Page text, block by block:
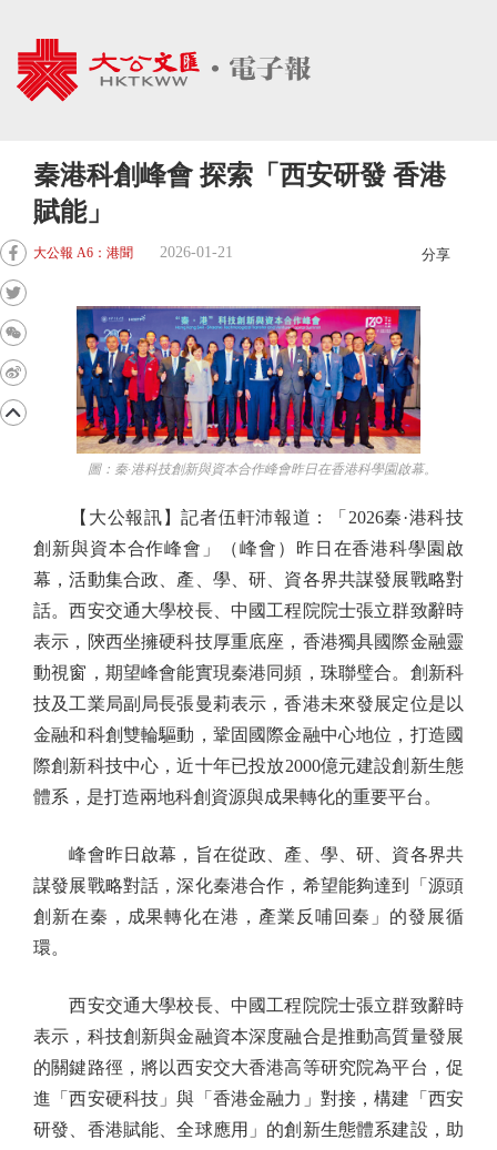
秦港科創峰會 探索「西安研發 香港
賦能」
大公報 A6：港聞 2026-01-21 分享
圖：秦·港科技創新與資本合作峰會昨日在香港科學園啟幕。
【大公報訊】記者伍軒沛報道：「2026秦·港科技
創新與資本合作峰會」（峰會）昨日在香港科學園啟
幕，活動集合政、產、學、研、資各界共謀發展戰略對
話。西安交通大學校長、中國工程院院士張立群致辭時
表示，陝西坐擁硬科技厚重底座，香港獨具國際金融靈
動視窗，期望峰會能實現秦港同頻，珠聯璧合。創新科
技及工業局副局長張曼莉表示，香港未來發展定位是以
金融和科創雙輪驅動，鞏固國際金融中心地位，打造國
際創新科技中心，近十年已投放2000億元建設創新生態
體系，是打造兩地科創資源與成果轉化的重要平台。
峰會昨日啟幕，旨在從政、產、學、研、資各界共
謀發展戰略對話，深化秦港合作，希望能夠達到「源頭
創新在秦，成果轉化在港，產業反哺回秦」的發展循
環。
西安交通大學校長、中國工程院院士張立群致辭時
表示，科技創新與金融資本深度融合是推動高質量發展
的關鍵路徑，將以西安交大香港高等研究院為平台，促
進「西安硬科技」與「香港金融力」對接，構建「西安
研發、香港賦能、全球應用」的創新生態體系建設，助